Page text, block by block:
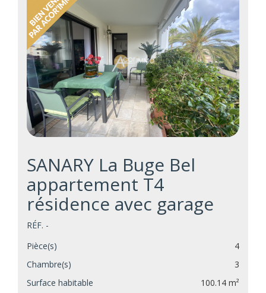
SANARY La Buge Bel
appartement T4
résidence avec garage
RÉF. -
Pièce(s)
4
Chambre(s)
3
Surface habitable
100.14 m²